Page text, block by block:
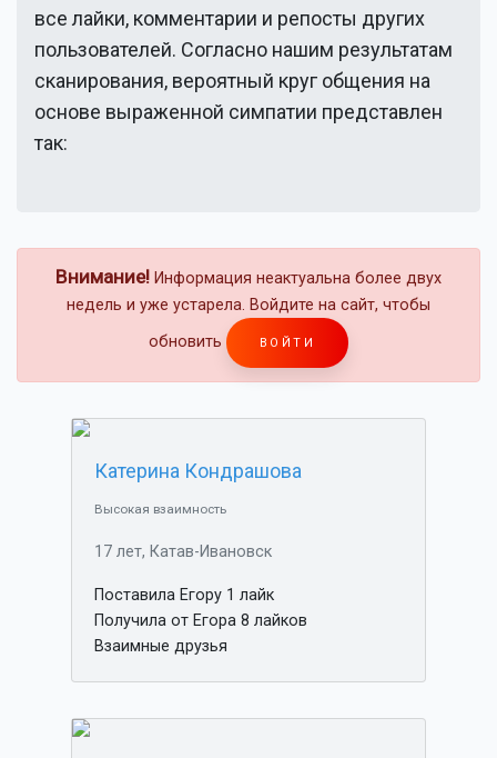
все лайки, комментарии и репосты других
пользователей. Согласно нашим результатам
сканирования, вероятный круг общения на
основе выраженной симпатии представлен
так:
Внимание! Информация неактуальна более двух
недель и уже устарела. Войдите на сайт, чтобы
обновить
ВОЙТИ
Катерина Кондрашова
Высокая взаимность
17 лет, Катав-Ивановск
Поставила Егору 1 лайк
Получила от Егора 8 лайков
Взаимные друзья